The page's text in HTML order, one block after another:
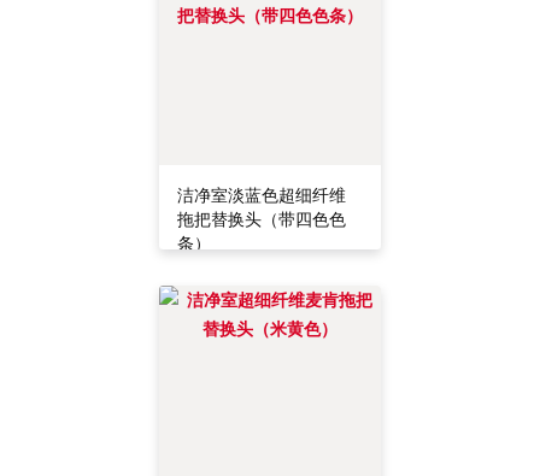
洁净室淡蓝色超细纤维
拖把替换头（带四色色
条）